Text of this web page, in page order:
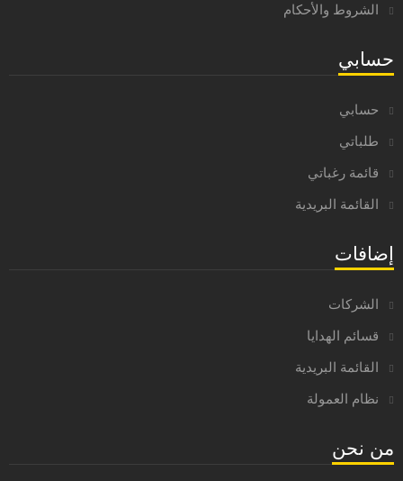
الشروط والأحكام
حسابي
حسابي
طلباتي
قائمة رغباتي
القائمة البريدية
إضافات
الشركات
قسائم الهدايا
القائمة البريدية
نظام العمولة
من نحن